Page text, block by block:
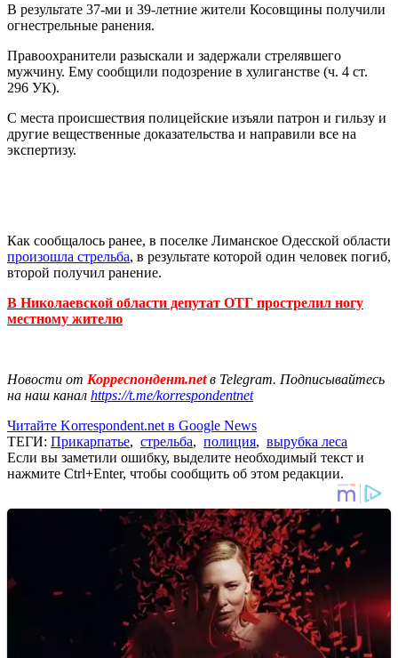
В результате 37-ми и 39-летние жители Косовщины получили
огнестрельные ранения.
Правоохранители разыскали и задержали стрелявшего
мужчину. Ему сообщили подозрение в хулиганстве (ч. 4 ст.
296 УК).
С места происшествия полицейские изъяли патрон и гильзу и
другие вещественные доказательства и направили все на
экспертизу.
Как сообщалось ранее, в поселке Лиманское Одесской области
произошла стрельба, в результате которой один человек погиб,
второй получил ранение.
В Николаевской области депутат ОТГ прострелил ногу
местному жителю
Новости от Корреспондент.netв Telegram. Подписывайтесь
на наш канал https://t.me/korrespondentnet
Читайте Korrespondent.net в Google News
ТЕГИ: Прикарпатье, стрельба, полиция, вырубка леса
Если вы заметили ошибку, выделите необходимый текст и
нажмите Ctrl+Enter, чтобы сообщить об этом редакции.